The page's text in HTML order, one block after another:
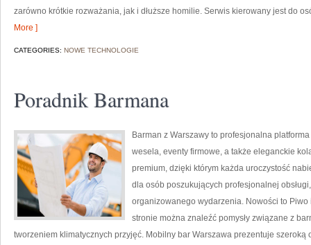
zarówno krótkie rozważania, jak i dłuższe homilie. Serwis kierowany jest do
More ]
CATEGORIES: NOWE TECHNOLOGIE
Poradnik Barmana
Barman z Warszawy to profesjonalna
wesela, eventy firmowe, a także eleganckie
premium, dzięki którym każda uroczystość
dla osób poszukujących profesjonalnej
organizowanego wydarzenia. Nowości to
stronie można znaleźć pomysły związane z
tworzeniem klimatycznych przyjęć. Mobilny bar Warszawa prezentuje szeroką